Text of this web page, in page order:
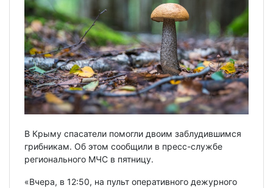
В Крыму спасатели помогли двоим заблудившимся
грибникам. Об этом сообщили в пресс-службе
регионального МЧС в пятницу.
«Вчера, в 12:50, на пульт оперативного дежурного